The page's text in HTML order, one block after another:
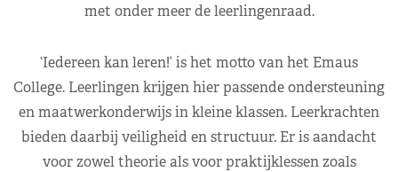
met onder meer de leerlingenraad.
‘Iedereen kan leren!’ is het motto van het Emaus
College. Leerlingen krijgen hier passende ondersteuning
en maatwerkonderwijs in kleine klassen. Leerkrachten
bieden daarbij veiligheid en structuur. Er is aandacht
voor zowel theorie als voor praktijklessen zoals